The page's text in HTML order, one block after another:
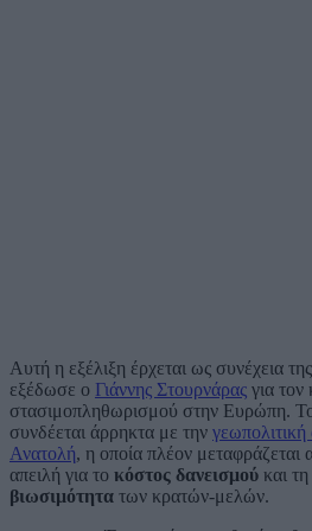
Αυτή η εξέλιξη έρχεται ως συνέχεια
εξέδωσε ο Γιάννης Στουρνάρας για τον
στασιμοπληθωρισμού στην Ευρώπη.
συνδέεται άρρηκτα με την
Ανατολή, η οποία πλέον μεταφράζεται
απειλή για το κόστος δανεισμού και τη
βιωσιμότητα των κρατών-μελών.